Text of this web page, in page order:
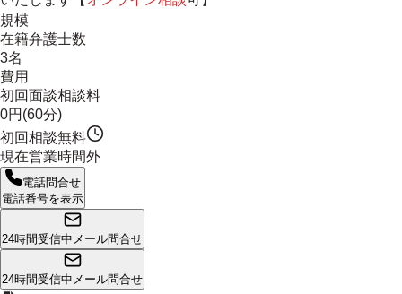
規模
在籍弁護士数
3名
費用
初回面談相談料
0円(60分)
初回相談無料
現在営業時間外
電話問合せ
電話番号を表示
24時間受信中 メール問合せ
24時間受信中 メール問合せ